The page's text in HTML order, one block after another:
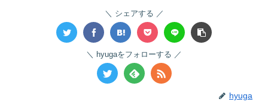
シェアする
hyugaをフォローする
hyuga